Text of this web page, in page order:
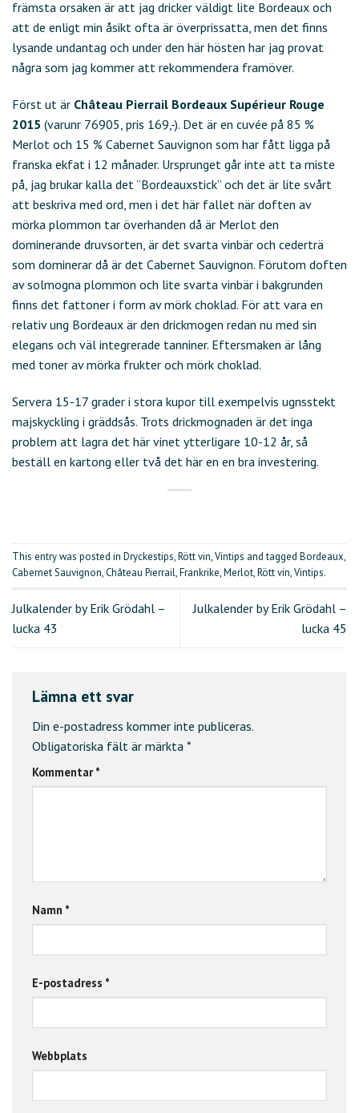
främsta orsaken är att jag dricker väldigt lite Bordeaux och
att de enligt min åsikt ofta är överprissatta, men det finns
lysande undantag och under den här hösten har jag provat
några som jag kommer att rekommendera framöver.
Först ut är Château Pierrail Bordeaux Supérieur Rouge
2015 (varunr 76905, pris 169,-). Det är en cuvée på 85 %
Merlot och 15 % Cabernet Sauvignon som har fått ligga på
franska ekfat i 12 månader. Ursprunget går inte att ta miste
på, jag brukar kalla det ”Bordeauxstick” och det är lite svårt
att beskriva med ord, men i det här fallet när doften av
mörka plommon tar överhanden då är Merlot den
dominerande druvsorten, är det svarta vinbär och cederträ
som dominerar då är det Cabernet Sauvignon. Förutom doften
av solmogna plommon och lite svarta vinbär i bakgrunden
finns det fattoner i form av mörk choklad. För att vara en
relativ ung Bordeaux är den drickmogen redan nu med sin
elegans och väl integrerade tanniner. Eftersmaken är lång
med toner av mörka frukter och mörk choklad.
Servera 15-17 grader i stora kupor till exempelvis ugnsstekt
majskyckling i gräddsås. Trots drickmognaden är det inga
problem att lagra det här vinet ytterligare 10-12 år, så
beställ en kartong eller två det här en en bra investering.
This entry was posted in Dryckestips,Rött vin,Vintips and tagged Bordeaux,
Cabernet Sauvignon,Château Pierrail,Frankrike,Merlot,Rött vin,Vintips.
Julkalender by Erik Grödahl –
lucka 43
Julkalender by Erik Grödahl –
lucka 45
Lämna ett svar
Din e-postadress kommer inte publiceras.
Obligatoriska fält är märkta *
Kommentar*
Namn *
E-postadress *
Webbplats